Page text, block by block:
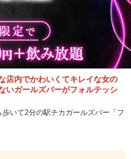
店内でかわいくてキレイな女の
いガールズバーがフォルテッシ
いて2分の駅チカガールズバー「フ
ビックカメラ本店パソコン館の先
かなり力を入れた作り。